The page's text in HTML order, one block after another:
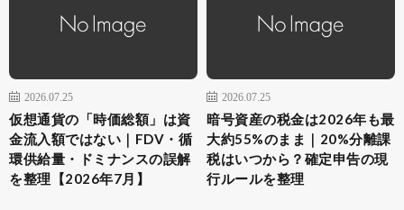
2026.07.25
仮想通貨の「時価総額」は資
金流入額ではない｜FDV・循
環供給量・ドミナンスの誤解
を整理【2026年7月】
2026.07.25
暗号資産の税金は2026年も最
大約55%のまま｜20%分離課
税はいつから？確定申告の現
行ルールを整理